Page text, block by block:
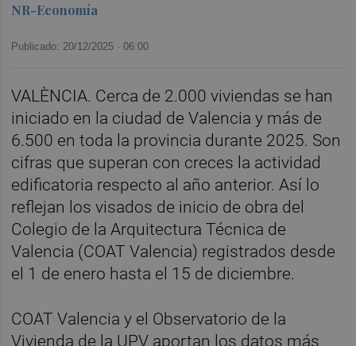
NR-Economía
Publicado: 20/12/2025 ·06:00
VALÈNCIA. Cerca de 2.000 viviendas se han
iniciado en la ciudad de Valencia y más de
6.500 en toda la provincia durante 2025. Son
cifras que superan con creces la actividad
edificatoria respecto al año anterior. Así lo
reflejan los visados de inicio de obra del
Colegio de la Arquitectura Técnica de
Valencia (COAT Valencia) registrados desde
el 1 de enero hasta el 15 de diciembre.
COAT Valencia y el Observatorio de la
Vivienda de la UPV aportan los datos más